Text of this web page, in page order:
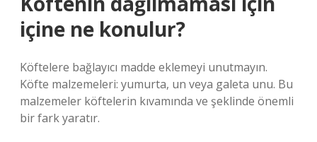
içine ne konulur?
Köftelere bağlayıcı madde eklemeyi unutmayın.
Köfte malzemeleri: yumurta, un veya galeta unu. Bu
malzemeler köftelerin kıvamında ve şeklinde önemli
bir fark yaratır.